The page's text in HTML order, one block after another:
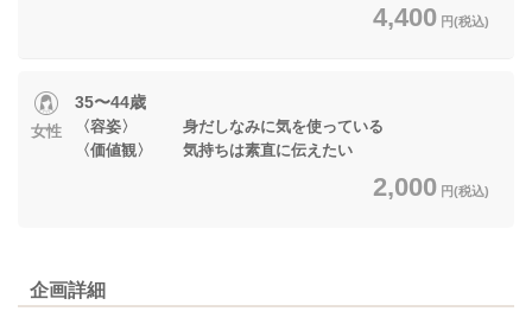
4,400 円(税込)
女性
35〜44歳
〈容姿〉 身だしなみに気を使っている
〈価値観〉 気持ちは素直に伝えたい
2,000 円(税込)
企画詳細